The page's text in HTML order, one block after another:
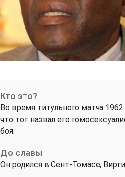
Кто это?
Во время титульного матча
что тот назвал его
боя.
До славы
Он родился в Сент-Томасе,